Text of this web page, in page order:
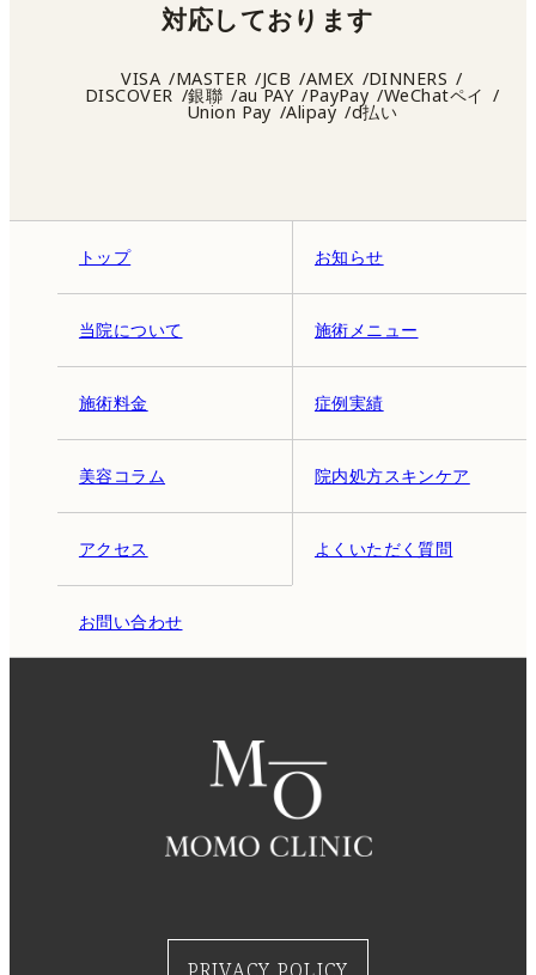
トップ お知らせ
当院について 施術メニュー
施術料金 症例実績
美容コラム 院内処方スキンケア
アクセス よくいただく質問
お問い合わせ
対応しております
VISA MASTER JCB AMEX DINNERS
DISCOVER 銀聯 au PAY PayPay WeChatペイ
Union Pay Alipay d払い